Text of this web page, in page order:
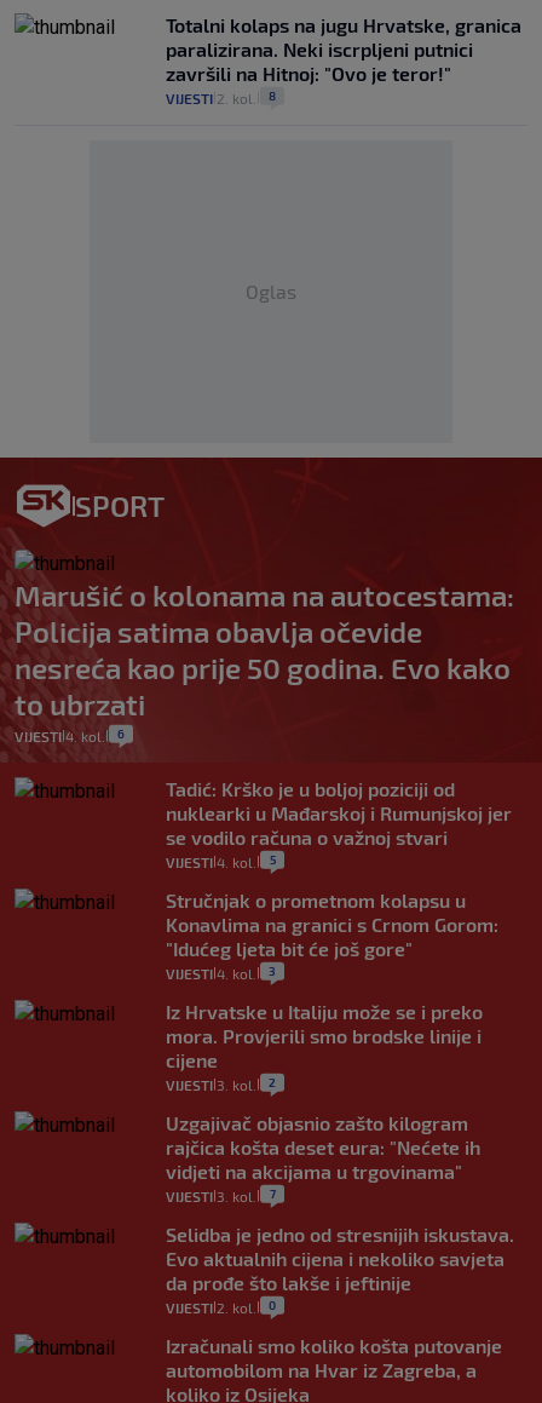
Totalni kolaps na jugu Hrvatske, granica
paralizirana. Neki iscrpljeni putnici
završili na Hitnoj: "Ovo je teror!"
VIJESTI 2. kol. 8
Oglas
SPORT
Marušić o kolonama na autocestama:
Policija satima obavlja očevide
nesreća kao prije 50 godina. Evo kako
to ubrzati
VIJESTI 4. kol. 6
Tadić: Krško je u boljoj poziciji od
nuklearki u Mađarskoj i Rumunjskoj jer
se vodilo računa o važnoj stvari
VIJESTI 4. kol. 5
Stručnjak o prometnom kolapsu u
Konavlima na granici s Crnom Gorom:
"Idućeg ljeta bit će još gore"
VIJESTI 4. kol. 3
Iz Hrvatske u Italiju može se i preko
mora. Provjerili smo brodske linije i
cijene
VIJESTI 3. kol. 2
Uzgajivač objasnio zašto kilogram
rajčica košta deset eura: "Nećete ih
vidjeti na akcijama u trgovinama"
VIJESTI 3. kol. 7
Selidba je jedno od stresnijih iskustava.
Evo aktualnih cijena i nekoliko savjeta
da prođe što lakše i jeftinije
VIJESTI 2. kol. 0
Izračunali smo koliko košta putovanje
automobilom na Hvar iz Zagreba, a
koliko iz Osijeka